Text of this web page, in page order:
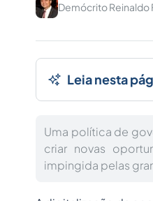
Demócrito Reinaldo
Leia nesta
Uma política de
criar novas
impingida pelas